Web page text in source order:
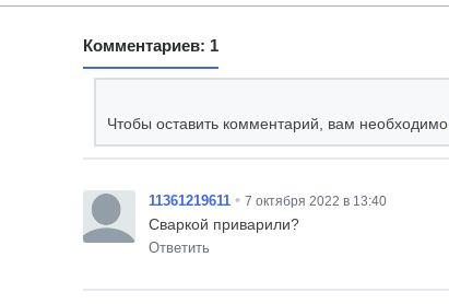
Комментариев: 1
Чтобы оставить комментарий, вам необходимо
11361219611 • 7 октября 2022 в 13:40
Сваркой приварили?
Ответить